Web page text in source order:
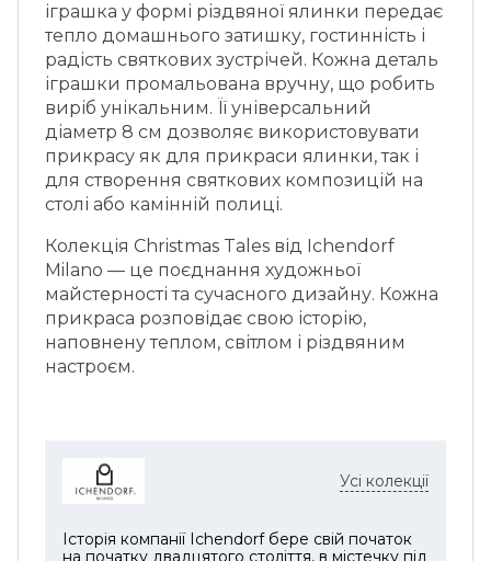
іграшка у формі різдвяної ялинки передає
тепло домашнього затишку, гостинність і
радість святкових зустрічей. Кожна деталь
іграшки промальована вручну, що робить
виріб унікальним. Її універсальний
діаметр 8 см дозволяє використовувати
прикрасу як для прикраси ялинки, так і
для створення святкових композицій на
столі або камінній полиці.
Колекція Christmas Tales від Ichendorf
Milano — це поєднання художньої
майстерності та сучасного дизайну. Кожна
прикраса розповідає свою історію,
наповнену теплом, світлом і різдвяним
настроєм.
Усі колекції
Історія компанії Ichendorf бере свій початок
на початку двадцятого століття, в містечку під